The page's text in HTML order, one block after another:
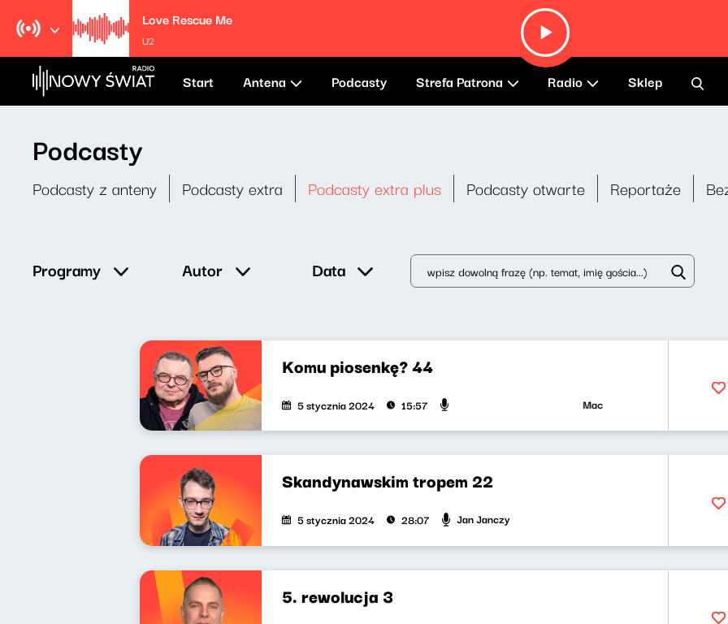
Love Rescue Me
U2
Start Antena Podcasty Strefa Patrona Radio Sklep
Podcasty
Podcasty z anteny Podcasty extra Podcasty extra plus Podcasty otwarte Reportaże
Programy Autor Data
Komu piosenkę? 44
5 stycznia 2024 15:57 Maciej Jankowski, Wojciech
Skandynawskim tropem 22
5 stycznia 2024 28:07 Jan Janczy
5. rewolucja 3